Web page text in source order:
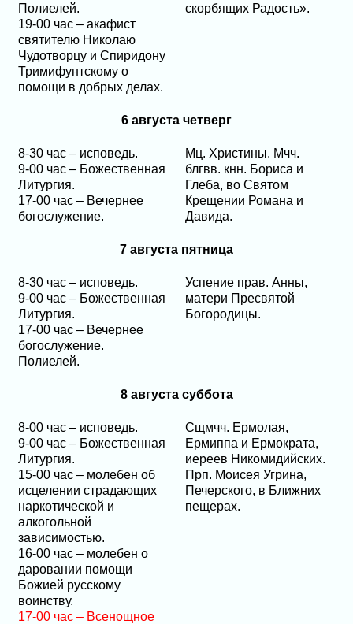
Полиелей.
19-00 час – акафист
святителю Николаю
Чудотворцу и Спиридону
Тримифунтскому о
помощи в добрых делах.
скорбящих Радость».
6 августа четверг
8-30 час – исповедь.
9-00 час – Божественная
Литургия.
17-00 час – Вечернее
богослужение.
Мц. Христины. Мчч.
блгвв. кнн. Бориса и
Глеба, во Святом
Крещении Романа и
Давида.
7 августа пятница
8-30 час – исповедь.
9-00 час – Божественная
Литургия.
17-00 час – Вечернее
богослужение.
Полиелей.
Успение прав. Анны,
матери Пресвятой
Богородицы.
8 августа суббота
8-00 час – исповедь.
9-00 час – Божественная
Литургия.
15-00 час – молебен об
исцелении страдающих
наркотической и
алкогольной
зависимостью.
16-00 час – молебен о
даровании помощи
Божией русскому
воинству.
17-00 час – Всенощное
Сщмчч. Ермолая,
Ермиппа и Ермократа,
иереев Никомидийских.
Прп. Моисея Угрина,
Печерского, в Ближних
пещерах.